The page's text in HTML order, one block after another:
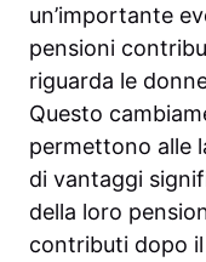
un’importante
pensioni
riguarda le
Questo
permettono alle
di vantaggi
della loro
contributi dopo